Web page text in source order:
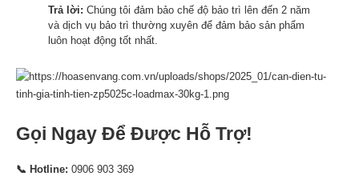
Trả lời: Chúng tôi đảm bảo chế độ bảo trì lên đến 2 năm
và dịch vụ bảo trì thường xuyên để đảm bảo sản phẩm
luôn hoạt động tốt nhất.
Gọi Ngay Để Được Hỗ Trợ!
📞 Hotline: 0906 903 369